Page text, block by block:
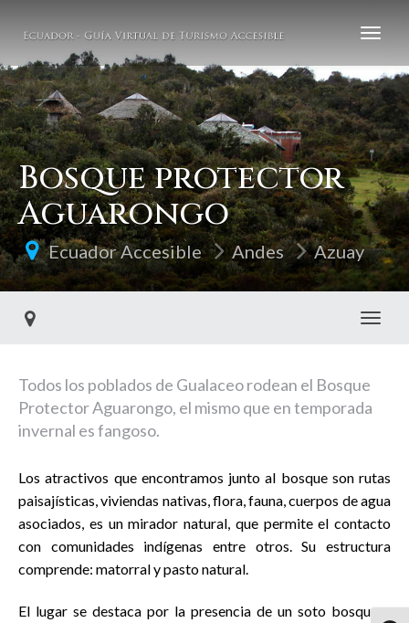
Bosque protector
Aguarongo
Ecuador Accesible Andes Azuay
Todos los poblados de Gualaceo rodean el Bosque
Protector Aguarongo, el mismo que en temporada
invernal es fangoso.
Los atractivos que encontramos junto al bosque son rutas
paisajísticas, viviendas nativas, flora, fauna, cuerpos de agua
asociados, es un mirador natural, que permite el contacto
con comunidades indígenas entre otros. Su estructura
comprende: matorral y pasto natural.
El lugar se destaca por la presencia de un soto bosque y